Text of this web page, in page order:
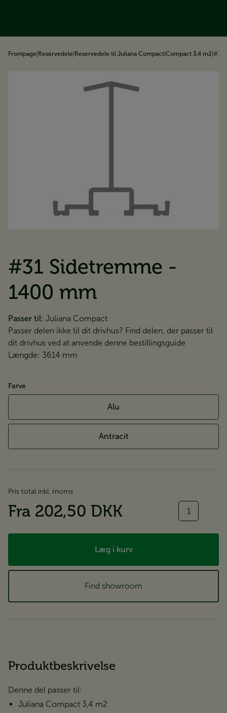
Frontpage Reservedele Reservedele til Juliana Compact Compact 3,4 m2 #31
#31 Sidetremme -
1400 mm
Passer til: Juliana Compact
Passer delen ikke til dit drivhus? Find delen, der passer til
dit drivhus ved at anvende denne bestillingsguide
Længde: 3614 mm
Farve
Alu
Antracit
Pris total inkl. moms
Fra 202,50 DKK Antal
Læg i kurv
Find showroom
Produktbeskrivelse
Denne del passer til:
Juliana Compact 3,4 m2